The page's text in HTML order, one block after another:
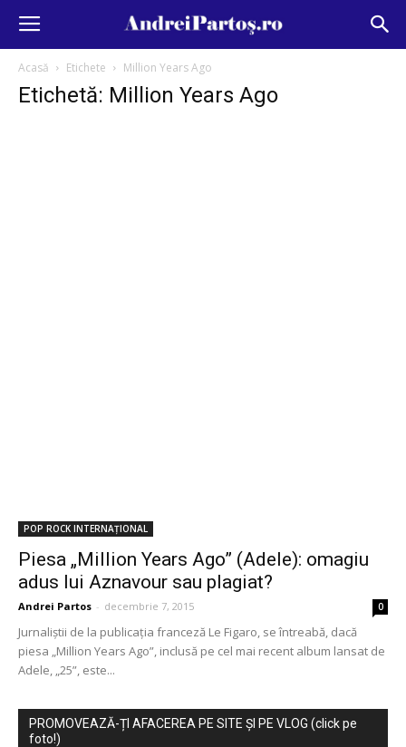
Acasă Etichete Million Years Ago
Etichetă: Million Years Ago
POP ROCK INTERNAȚIONAL
Piesa „Million Years Ago” (Adele): omagiu
adus lui Aznavour sau plagiat?
Andrei Partos - decembrie 7, 2015 0
Jurnaliștii de la publicația franceză Le Figaro, se întreabă, dacă
piesa „Million Years Ago”, inclusă pe cel mai recent album lansat de
Adele, „25”, este...
PROMOVEAZĂ-ȚI AFACEREA PE SITE ȘI PE VLOG (click pe
foto!)